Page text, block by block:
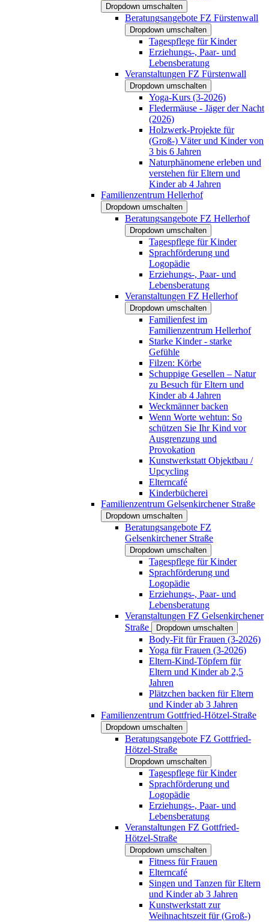
Dropdown umschalten
Beratungsangebote FZ Fürstenwall
Dropdown umschalten
Tagespflege für Kinder
Erziehungs-, Paar- und
Lebensberatung
Veranstaltungen FZ Fürstenwall
Dropdown umschalten
Yoga-Kurs (3-2026)
Fledermäuse - Jäger der Nacht
(2026)
Holzwerk-Projekte für
(Groß-) Väter und Kinder von
3 bis 6 Jahren
Naturphänomene erleben und
verstehen für Eltern und
Kinder ab 4 Jahren
Familienzentrum Hellerhof
Dropdown umschalten
Beratungsangebote FZ Hellerhof
Dropdown umschalten
Tagespflege für Kinder
Sprachförderung und
Logopädie
Erziehungs-, Paar- und
Lebensberatung
Veranstaltungen FZ Hellerhof
Dropdown umschalten
Familienfest im
Familienzentrum Hellerhof
Starke Kinder - starke
Gefühle
Filzen: Körbe
Schuppige Gesellen – Natur
zu Besuch für Eltern und
Kinder ab 4 Jahren
Weckmänner backen
Wenn Worte wehtun: So
schützen Sie Ihr Kind vor
Ausgrenzung und
Provokation
Kunstwerkstatt Objektbau /
Upcycling
Elterncafé
Kinderbücherei
Familienzentrum Gelsenkirchener Straße
Dropdown umschalten
Beratungsangebote FZ
Gelsenkirchener Straße
Dropdown umschalten
Tagespflege für Kinder
Sprachförderung und
Logopädie
Erziehungs-, Paar- und
Lebensberatung
Veranstaltungen FZ Gelsenkirchener
Straße
Dropdown umschalten
Body-Fit für Frauen (3-2026)
Yoga für Frauen (3-2026)
Eltern-Kind-Töpfern für
Eltern und Kinder ab 2,5
Jahren
Plätzchen backen für Eltern
und Kinder ab 3 Jahren
Familienzentrum Gottfried-Hötzel-Straße
Dropdown umschalten
Beratungsangebote FZ Gottfried-
Hötzel-Straße
Dropdown umschalten
Tagespflege für Kinder
Sprachförderung und
Logopädie
Erziehungs-, Paar- und
Lebensberatung
Veranstaltungen FZ Gottfried-
Hötzel-Straße
Dropdown umschalten
Fitness für Frauen
Elterncafé
Singen und Tanzen für Eltern
und Kinder ab 3 Jahren
Kunstwerkstatt zur
Weihnachtszeit für (Groß-)